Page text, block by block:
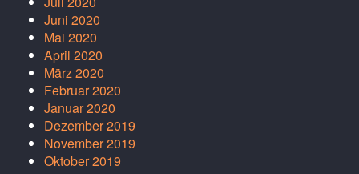
Juni 2020
Mai 2020
April 2020
März 2020
Februar 2020
Januar 2020
Dezember 2019
November 2019
Oktober 2019